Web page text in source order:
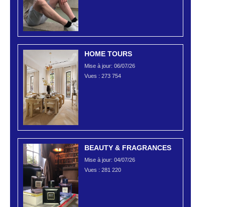
HOME TOURS
Mise à jour: 06/07/26
Vues : 273 754
BEAUTY & FRAGRANCES
Mise à jour: 04/07/26
Vues : 281 220